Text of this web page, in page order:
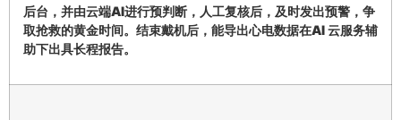
后台，并由云端AI进行预判断，人工复核后，及时发出预警，争
取抢救的黄金时间。结束戴机后，能导出心电数据在AI 云服务辅
助下出具长程报告。